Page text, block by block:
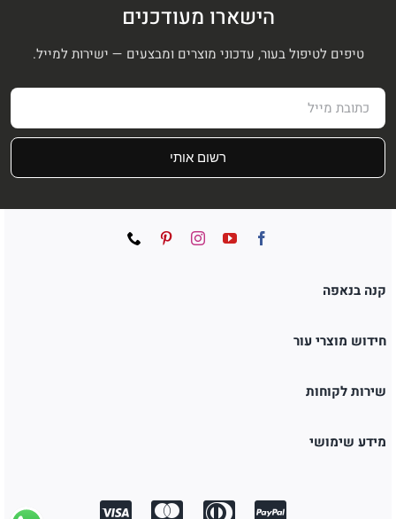
הישארו מעודכנים
טיפים לטיפול בעור, עדכוני מוצרים ומבצעים — ישירות למייל.
רשום אותי
קנה בנאפה
חידוש מוצרי עור
שירות לקוחות
מידע שימושי